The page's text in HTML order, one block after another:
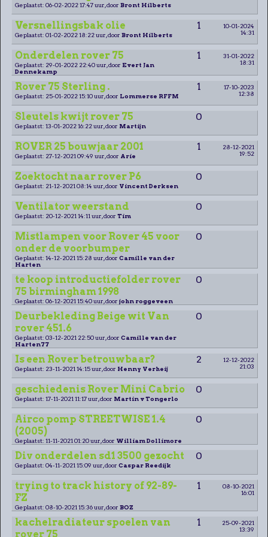
Geplaatst: 06-02-2022 17:47 uur, door Bront Hilberts
Versnellingsbak olie 1
10-01-2024
14:31
Geplaatst: 01-02-2022 18:22 uur, door Bront Hilberts
Onderdelen rover 75 1
31-01-2022
18:31
Geplaatst: 29-01-2022 22:40 uur, door Evert Jan
Dennekamp
Rover 75 Sterling . 1
17-10-2023
12:38
Geplaatst: 25-01-2022 15:10 uur, door Lommerse RFFM
Sleutels kwijt rover 75 0
Geplaatst: 13-01-2022 16:22 uur, door Martijn
ROVER 25 bouwjaar 2001 1
28-12-2021
19:52
Geplaatst: 27-12-2021 09:49 uur, door Arie
Zoektocht naar rover P6 0
Geplaatst: 21-12-2021 08:14 uur, door Vincent Derksen
Ventilator weerstand 0
Geplaatst: 20-12-2021 14:11 uur, door Tim
Mistlampen voor Rover 45 voor
onder de voorbumper
0
Geplaatst: 14-12-2021 15:28 uur, door Camille van der
Harten
te koop introductiefolder rover
75 birmingham 1998
0
Geplaatst: 06-12-2021 15:40 uur, door john roggeveen
Deurbekleding Beige wit Van
rover 451.6
0
Geplaatst: 03-12-2021 22:50 uur, door Camille van der
Harten77
Is een Rover betrouwbaar? 2
12-12-2022
21:03
Geplaatst: 23-11-2021 14:15 uur, door Henny Verheij
geschiedenis Rover Mini Cabrio 0
Geplaatst: 17-11-2021 11:17 uur, door Martin v Tongerlo
Airco pomp STREETWISE 1.4
(2005)
0
Geplaatst: 11-11-2021 01:20 uur, door William Dollimore
Div onderdelen sd1 3500 gezocht 0
Geplaatst: 04-11-2021 15:09 uur, door Caspar Reedijk
trying to track history of 92-89-
FZ
1
08-10-2021
16:01
Geplaatst: 08-10-2021 15:36 uur, door BOZ
kachelradiateur spoelen van
rover 75
1
25-09-2021
13:39